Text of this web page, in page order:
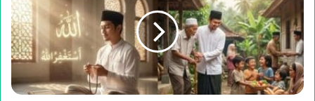
FITRI
1447
H:
Merawat
Fitrah
dengan
Dzikir